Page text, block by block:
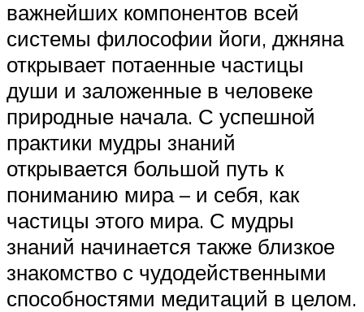
важнейших компонентов всей
системы философии йоги, джняна
открывает потаенные частицы
души и заложенные в человеке
природные начала. С успешной
практики мудры знаний
открывается большой путь к
пониманию мира – и себя, как
частицы этого мира. С мудры
знаний начинается также близкое
знакомство с чудодейственными
способностями медитаций в целом.